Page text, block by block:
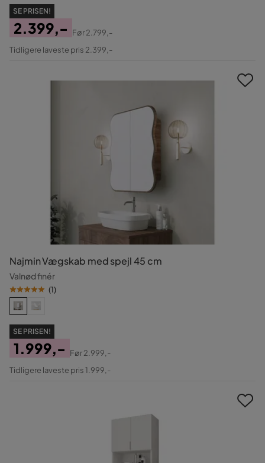
SE PRISEN!
Pris
2.399,-
Original
Før2.799,-
Tidligere laveste pris 2.399,-
Najmin Vægskab med spejl 45 cm
Valnød finér
(1)
SE PRISEN!
Pris
1.999,-
Original
Før2.999,-
Tidligere laveste pris 1.999,-